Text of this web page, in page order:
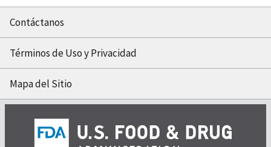
Contáctanos
Términos de Uso y Privacidad
Mapa del Sitio